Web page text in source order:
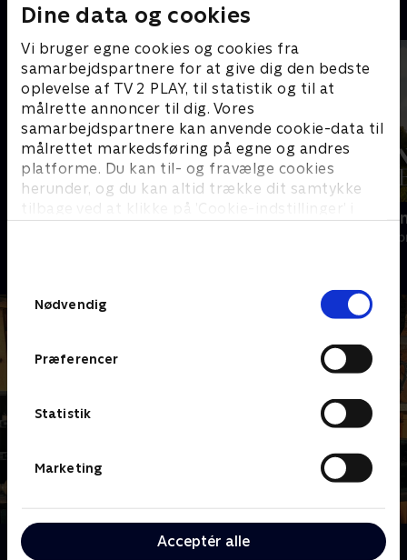
Dine data og cookies
Vi bruger egne cookies og cookies fra
samarbejdspartnere for at give dig den bedste
oplevelse af TV 2 PLAY, til statistik og til at
målrette annoncer til dig. Vores
samarbejdspartnere kan anvende cookie-data til
målrettet markedsføring på egne og andres
platforme. Du kan til- og fravælge cookies
herunder, og du kan altid trække dit samtykke
tilbage ved at klikke på ’Cookie-indstillinger’ i
Nødvendig
Præferencer
Statistik
Marketing
Acceptér alle
Andre så også
Ryd op i dit liv Franske
Livsstil • 6
Om Værkstedet UK